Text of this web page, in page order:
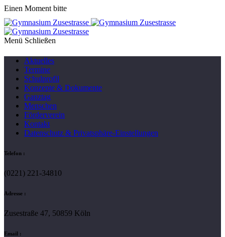
Einen Moment bitte
Menü
Aktuelles
Termine
Schulprofil
Konzepte & Dokumente
Ganztag
Menschen
Förderverein
Kontakt
Datenschutz & Privatsphäre-Einstellungen
Telefon :
(0221) 221-34810
Adresse :
Zusestraße 47, 50859 Köln
Email :